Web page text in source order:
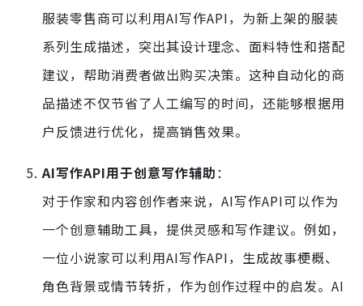
服装零售商可以利用AI写作API，为新上架的服装
系列生成描述，突出其设计理念、面料特性和搭配
建议，帮助消费者做出购买决策。这种自动化的商
品描述不仅节省了人工编写的时间，还能够根据用
户反馈进行优化，提高销售效果。
AI写作API用于创意写作辅助：
对于作家和内容创作者来说，AI写作API可以作为
一个创意辅助工具，提供灵感和写作建议。例如，
一位小说家可以利用AI写作API，生成故事梗概、
角色背景或情节转折，作为创作过程中的启发。AI